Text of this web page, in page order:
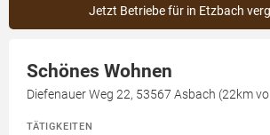
Jetzt Betriebe für in Etzbach
Schönes Wohnen
Diefenauer Weg 22, 53567 Asbach (22km
TÄTIGKEITEN